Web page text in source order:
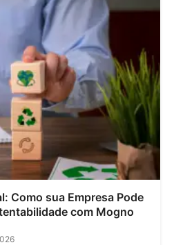
Como sua Empresa Pode
com Mogno